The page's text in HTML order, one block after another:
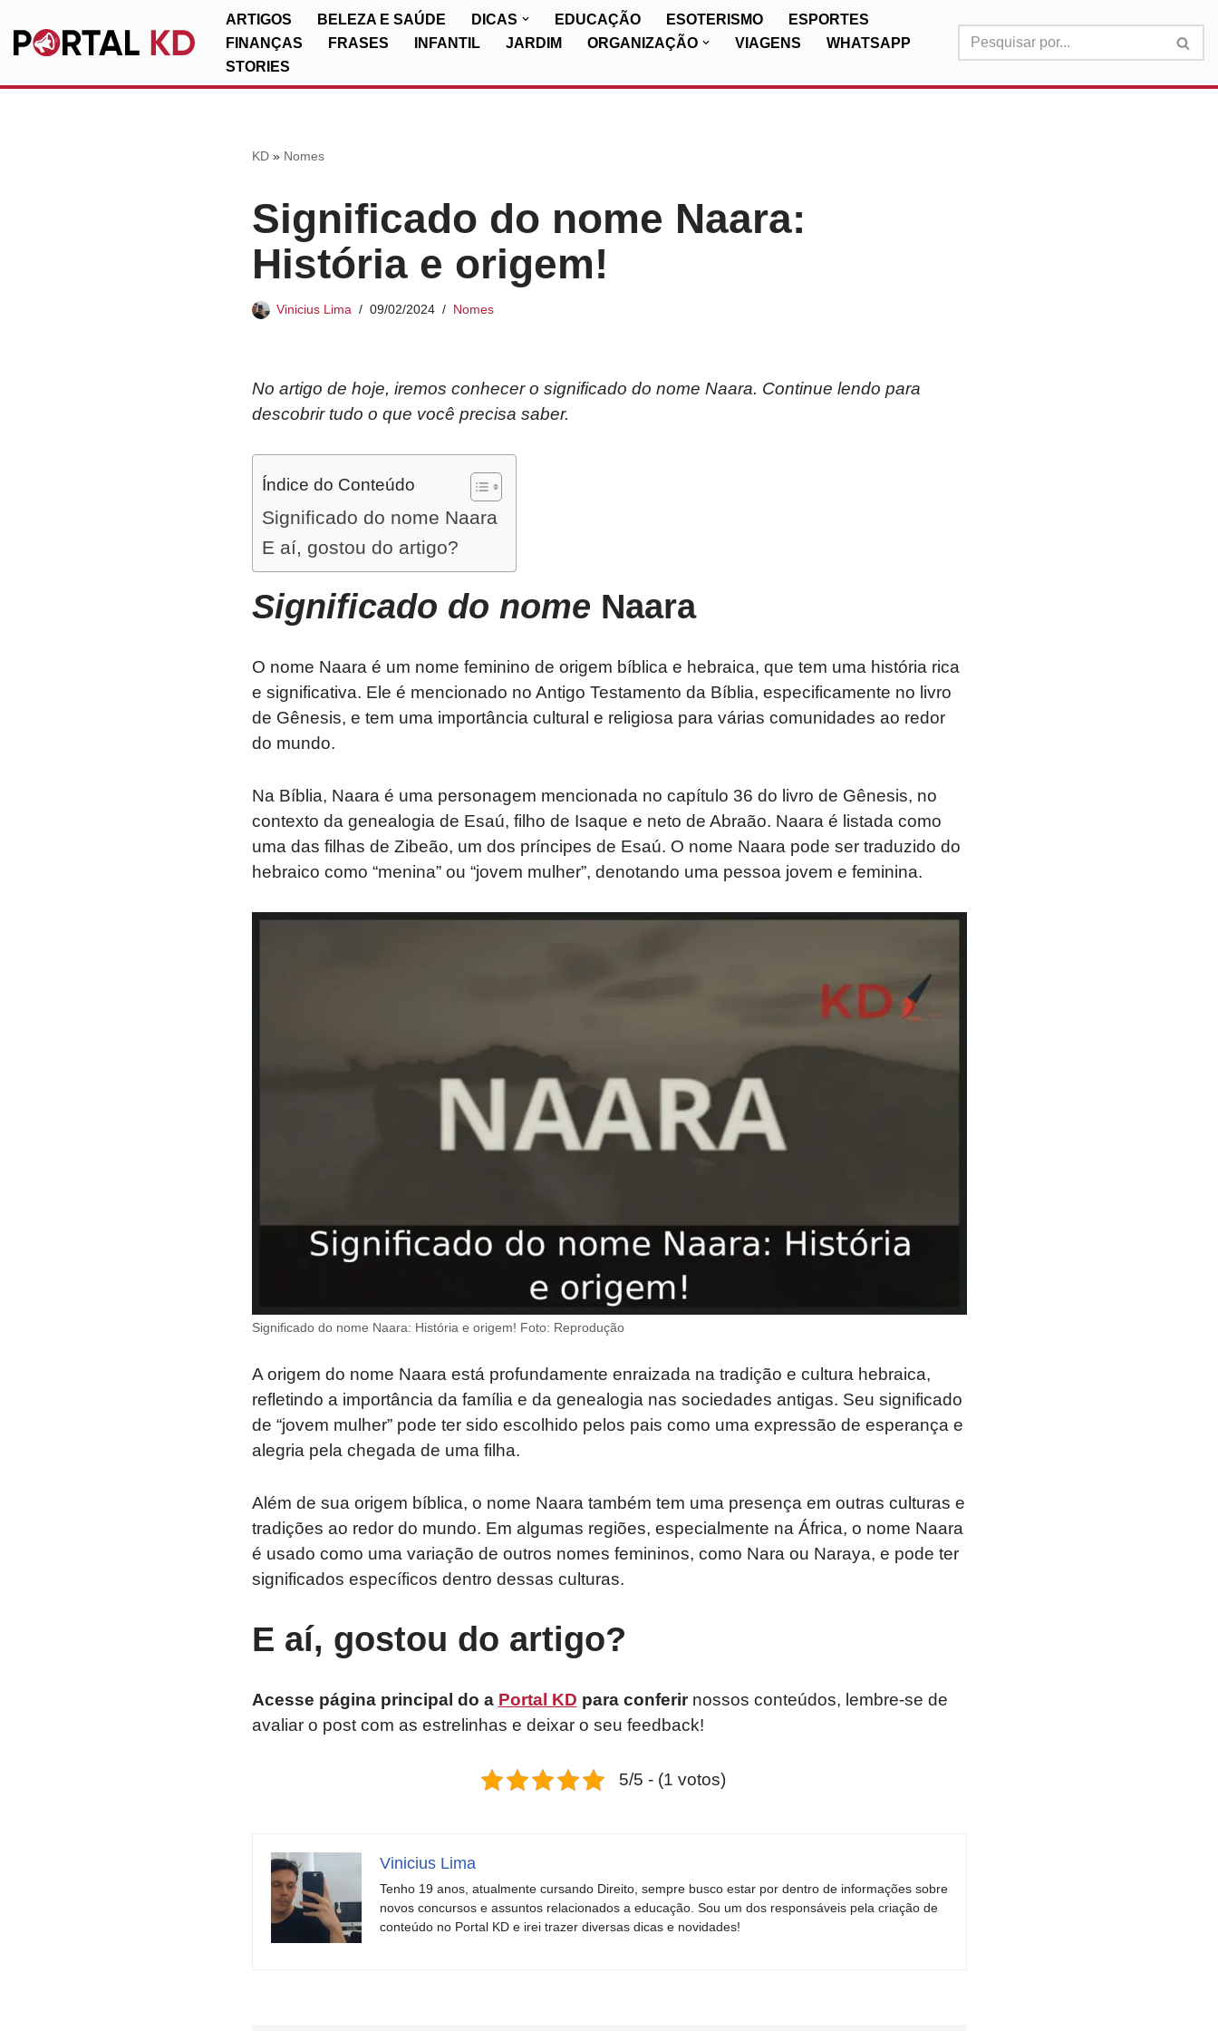
Pular
ARTIGOS BELEZA E SAÚDE DICAS EDUCAÇÃO ESOTERISMO
ESPORTES
FINANÇAS
FRASES INFANTIL JARDIM ORGANIZAÇÃO VIAGENS
WHATSAPP
STORIES
KD» Nomes
Significado do nome Naara:
História e origem!
Vinicius Lima 09/02/2024 Nomes
No artigo de hoje, iremos conhecer o significado do nome Naara. Continue lendo para
descobrir tudo o que você precisa saber.
Índice do Conteúdo
Significado do nome Naara
E aí, gostou do artigo?
Significado do nome Naara
O nome Naara é um nome feminino de origem bíblica e hebraica, que tem uma história rica
e significativa. Ele é mencionado no Antigo Testamento da Bíblia, especificamente no livro
de Gênesis, e tem uma importância cultural e religiosa para várias comunidades ao redor
do mundo.
Na Bíblia, Naara é uma personagem mencionada no capítulo 36 do livro de Gênesis, no
contexto da genealogia de Esaú, filho de Isaque e neto de Abraão. Naara é listada como
uma das filhas de Zibeão, um dos príncipes de Esaú. O nome Naara pode ser traduzido do
hebraico como “menina” ou “jovem mulher”, denotando uma pessoa jovem e feminina.
Significado do nome Naara: História e origem! Foto: Reprodução
A origem do nome Naara está profundamente enraizada na tradição e cultura hebraica,
refletindo a importância da família e da genealogia nas sociedades antigas. Seu significado
de “jovem mulher” pode ter sido escolhido pelos pais como uma expressão de esperança e
alegria pela chegada de uma filha.
Além de sua origem bíblica, o nome Naara também tem uma presença em outras culturas e
tradições ao redor do mundo. Em algumas regiões, especialmente na África, o nome Naara
é usado como uma variação de outros nomes femininos, como Nara ou Naraya, e pode ter
significados específicos dentro dessas culturas.
E aí, gostou do artigo?
Acesse página principal do a Portal KD para conferirnossos conteúdos, lembre-se de
avaliar o post com as estrelinhas e deixar o seu feedback!
5/5 - (1 votos)
Vinicius Lima
Tenho 19 anos, atualmente cursando Direito, sempre busco estar por dentro de informações sobre
novos concursos e assuntos relacionados a educação. Sou um dos responsáveis pela criação de
conteúdo no Portal KD e irei trazer diversas dicas e novidades!